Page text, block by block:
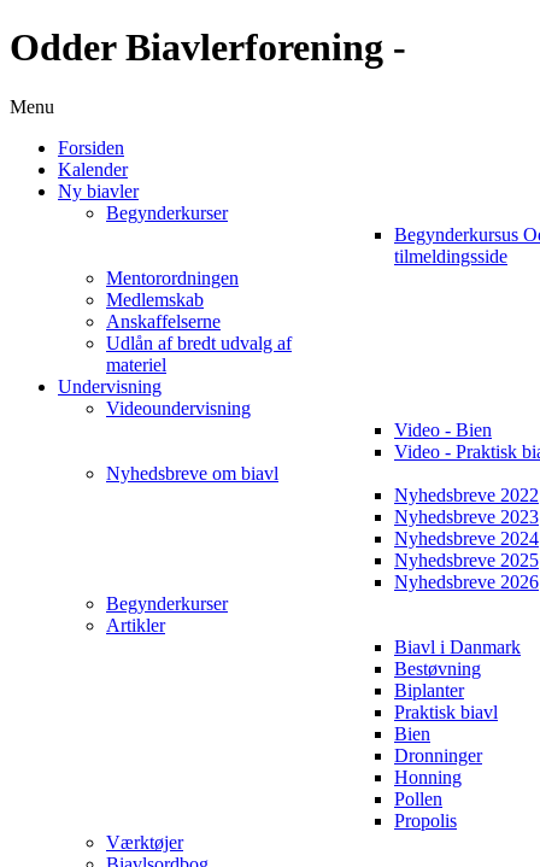
Odder Biavlerforening -
Menu
Forsiden
Kalender
Ny biavler
Begynderkurser
Begynderkursus
tilmeldingsside
Mentorordningen
Medlemskab
Anskaffelserne
Udlån af bredt udvalg af
materiel
Undervisning
Videoundervisning
Video - Bien
Video - Praktisk
Nyhedsbreve om biavl
Nyhedsbreve 2022
Nyhedsbreve 2023
Nyhedsbreve 2024
Nyhedsbreve 2025
Nyhedsbreve 2026
Begynderkurser
Artikler
Biavl i Danmark
Bestøvning
Biplanter
Praktisk biavl
Bien
Dronninger
Honning
Pollen
Propolis
Værktøjer